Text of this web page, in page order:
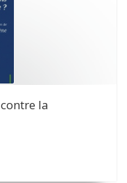
la